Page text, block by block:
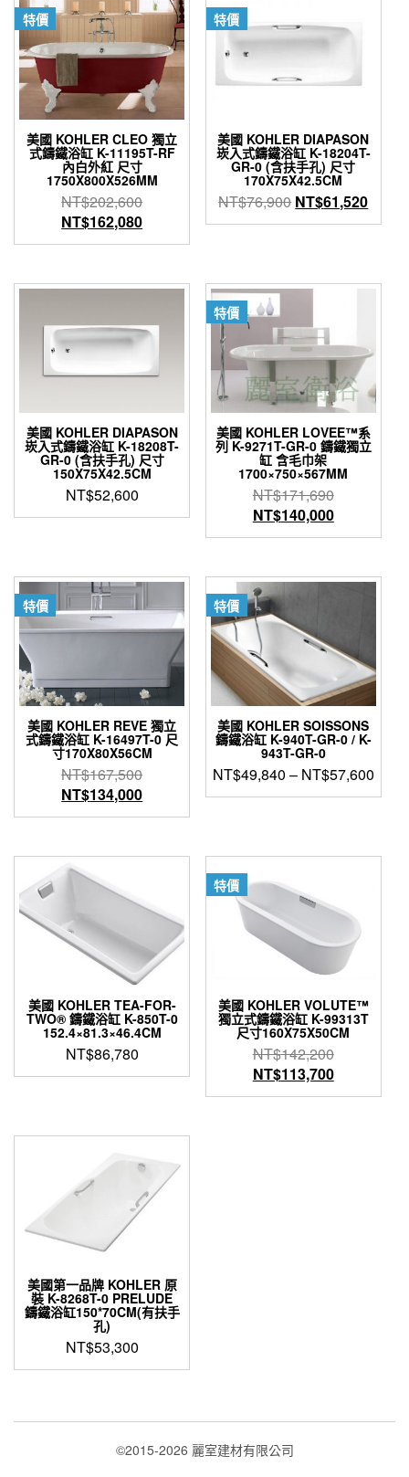
特價
美國 KOHLER CLEO 獨立
式鑄鐵浴缸 K-11195T-RF
內白外紅 尺寸
1750X800X526MM
NT$202,600原
始
價
NT$202,600。
NT$162,080目
前
格：
NT$162,080。
特價
美國 KOHLER DIAPASON
崁入式鑄鐵浴缸 K-18204T-
GR-0 (含扶手孔) 尺寸
170X75X42.5CM
NT$76,900 原
始
NT$76,900。
NT$61,520目
前
美國 KOHLER DIAPASON
崁入式鑄鐵浴缸 K-18208T-
GR-0 (含扶手孔) 尺寸
150X75X42.5CM
NT$52,600
特價
美國 KOHLER LOVEE™系
列 K-9271T-GR-0 鑄鐵獨立
缸 含毛巾架
1700×750×567MM
NT$171,690原
始
價
NT$140,000目
前
格：
特價
美國 KOHLER REVE 獨立
式鑄鐵浴缸 K-16497T-0 尺
寸170X80X56CM
NT$167,500原
始
價
NT$167,500。
NT$134,000目
前
格：
NT$134,000。
特價
美國 KOHLER SOISSONS
鑄鐵浴缸 K-940T-GR-0 / K-
943T-GR-0
NT$49,840 – NT$57,600
此
有
種
款
式。
在
品
頁
面
選
擇
選
美國 KOHLER TEA-FOR-
TWO® 鑄鐵浴缸 K-850T-0
152.4×81.3×46.4CM
NT$86,780
特價
美國 KOHLER VOLUTE™
獨立式鑄鐵浴缸 K-99313T
尺寸160X75X50CM
NT$142,200原
始
價
NT$113,700目
前
美國第一品牌 KOHLER 原
裝 K-8268T-0 PRELUDE
鑄鐵浴缸150*70CM(有扶手
孔)
NT$53,300
©2015-2026 麗室建材有限公司